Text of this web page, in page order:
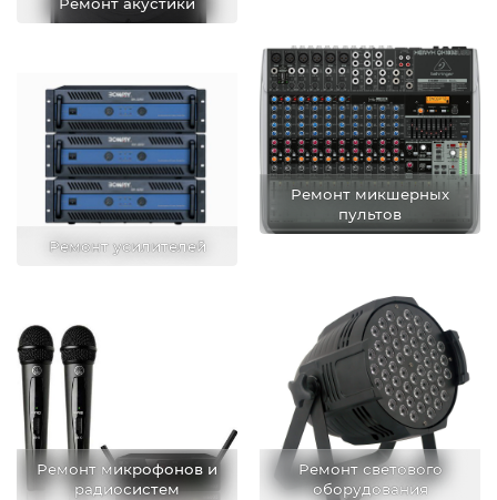
Ремонт усилителей
Ремонт микшерных
пультов
Ремонт микрофонов и
радиосистем
Ремонт светового
оборудования